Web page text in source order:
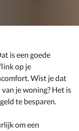
is een goede
op je
Wist je dat
je woning? Het is
te besparen.
om een